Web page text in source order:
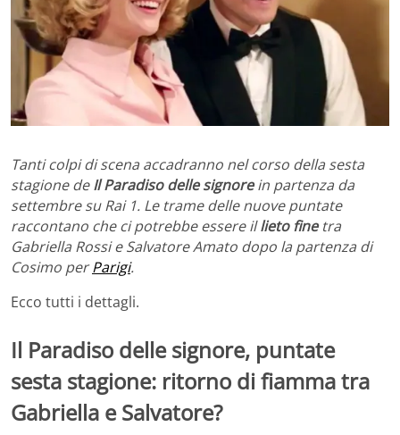
Tanti colpi di scena accadranno nel corso della sesta
stagione deIl Paradiso delle signorein partenza da
settembre su Rai 1. Le trame delle nuove puntate
raccontano che ci potrebbe essere illieto finetra
Gabriella Rossi e Salvatore Amato dopo la partenza di
Cosimo perParigi.
Ecco tutti i dettagli.
Il Paradiso delle signore, puntate
sesta stagione: ritorno di fiamma tra
Gabriella e Salvatore?